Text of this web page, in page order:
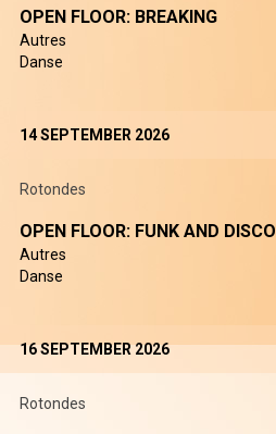
OPEN FLOOR: BREAKING
Autres
Danse
14 SEPTEMBER 2026
Rotondes
OPEN FLOOR: FUNK AND DISCO
Autres
Danse
16 SEPTEMBER 2026
Rotondes